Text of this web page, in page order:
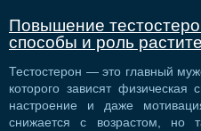
Повышение
способы и роль
Тестостерон — это главный
которого зависят физическая
настроение и даже
снижается с возрастом, но